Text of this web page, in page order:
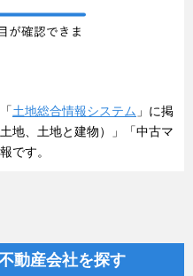
土地総合情報システム 」に掲
地、土地と建物）」「中古マ
です。
動産会社を探す